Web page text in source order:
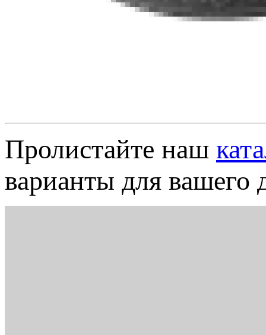
Пролистайте наш
варианты для вашего